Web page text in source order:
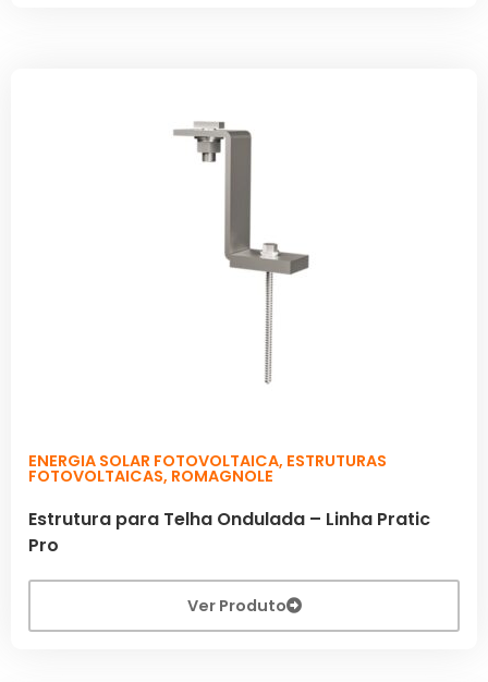
ENERGIA SOLAR FOTOVOLTAICA, ESTRUTURAS
FOTOVOLTAICAS, ROMAGNOLE
Estrutura para Telha Ondulada – Linha Pratic
Pro
Ver Produto